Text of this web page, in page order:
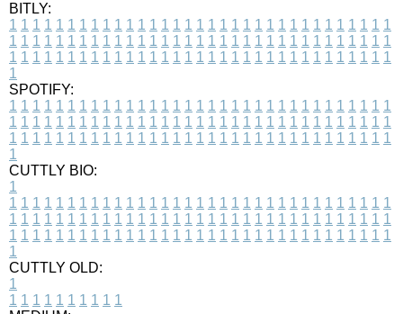
BITLY:
1 1 1 1 1 1 1 1 1 1 1 1 1 1 1 1 1 1 1 1 1 1 1 1 1 1 1 1 1 1 1 1 1
1 1 1 1 1 1 1 1 1 1 1 1 1 1 1 1 1 1 1 1 1 1 1 1 1 1 1 1 1 1 1 1 1
1 1 1 1 1 1 1 1 1 1 1 1 1 1 1 1 1 1 1 1 1 1 1 1 1 1 1 1 1 1 1 1 1
1
SPOTIFY:
1 1 1 1 1 1 1 1 1 1 1 1 1 1 1 1 1 1 1 1 1 1 1 1 1 1 1 1 1 1 1 1 1
1 1 1 1 1 1 1 1 1 1 1 1 1 1 1 1 1 1 1 1 1 1 1 1 1 1 1 1 1 1 1 1 1
1 1 1 1 1 1 1 1 1 1 1 1 1 1 1 1 1 1 1 1 1 1 1 1 1 1 1 1 1 1 1 1 1
1
CUTTLY BIO:
1
1 1 1 1 1 1 1 1 1 1 1 1 1 1 1 1 1 1 1 1 1 1 1 1 1 1 1 1 1 1 1 1 1
1 1 1 1 1 1 1 1 1 1 1 1 1 1 1 1 1 1 1 1 1 1 1 1 1 1 1 1 1 1 1 1 1
1 1 1 1 1 1 1 1 1 1 1 1 1 1 1 1 1 1 1 1 1 1 1 1 1 1 1 1 1 1 1 1 1
1
CUTTLY OLD:
1
1 1 1 1 1 1 1 1 1 1